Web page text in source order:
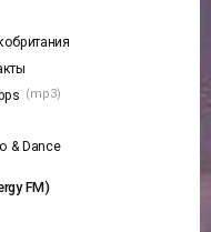
(mp3)
& Dance
FM)